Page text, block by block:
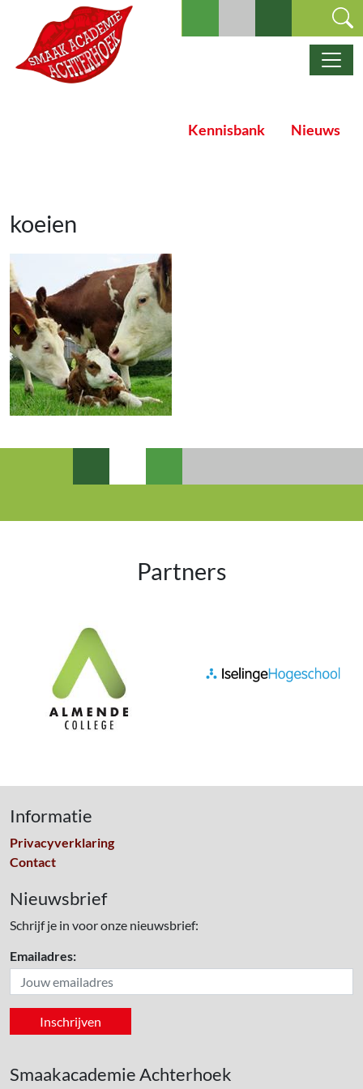
Ga naar de inhoud
Hoofdnavigatie
Kennisbank Nieuws
koeien
Partners
Informatie
Privacyverklaring
Contact
Nieuwsbrief
Schrijf je in voor onze nieuwsbrief:
Emailadres:
Smaakacademie Achterhoek